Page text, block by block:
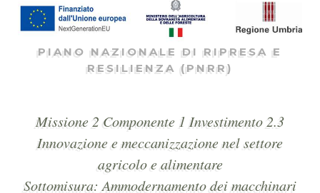
PIANO NAZIONALE DI RIPRESA E
RESILIENZA (PNRR)
Missione 2 Componente 1 Investimento 2.3
Innovazione e meccanizzazione nel settore
agricolo e alimentare
Sottomisura: Ammodernamento dei macchinari